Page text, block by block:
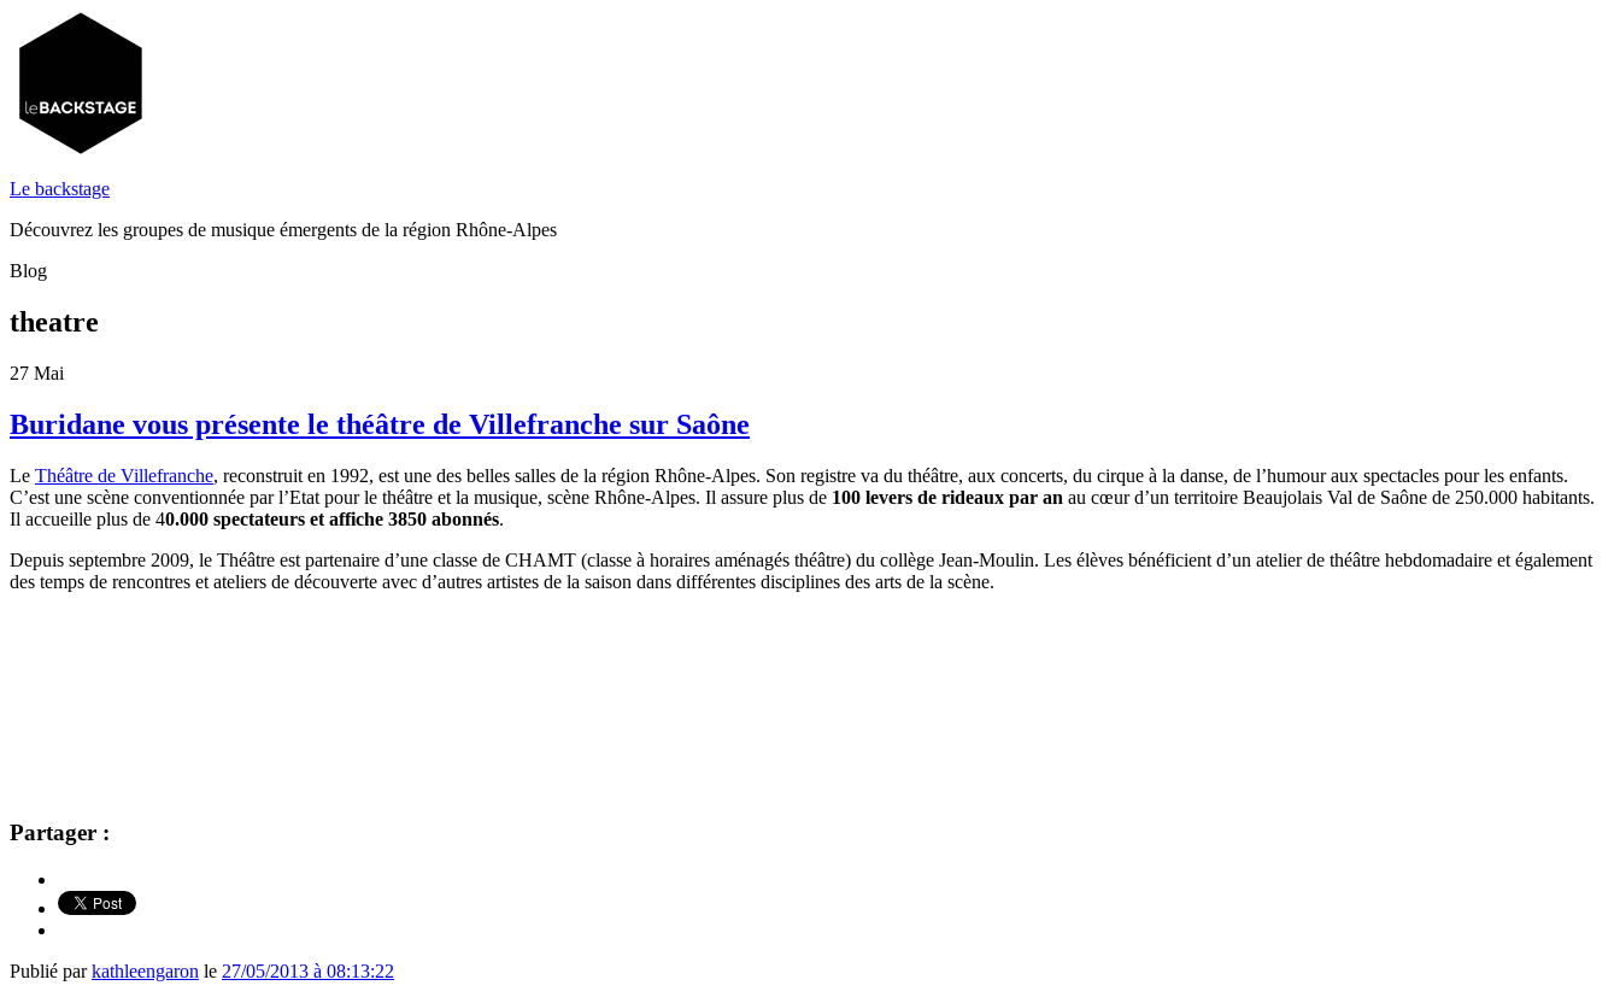
Le backstage
Découvrez les groupes de musique émergents de la région Rhône-Alpes
Blog
theatre
27 Mai
Buridane vous présente le théâtre de Villefranche sur Saône
Le Théâtre de Villefranche, reconstruit en 1992, est une des belles salles de la région Rhône-Alpes. Son registre va du théâtre, aux concerts, du cirque à la danse, de l’humour aux spectacles pour les enfants.
C’est une scène conventionnée par l’Etat pour le théâtre et la musique, scène Rhône-Alpes. Il assure plus de 100 levers de rideaux par an au cœur d’un territoire Beaujolais Val de Saône de 250.000 habitants.
Il accueille plus de 40.000 spectateurs et affiche 3850 abonnés.
Depuis septembre 2009, le Théâtre est partenaire d’une classe de CHAMT (classe à horaires aménagés théâtre) du collège Jean-Moulin. Les élèves bénéficient d’un atelier de théâtre hebdomadaire et également
des temps de rencontres et ateliers de découverte avec d’autres artistes de la saison dans différentes disciplines des arts de la scène.
Partager :
Publié parkathleengaron le 27/05/2013 à 08:13:22